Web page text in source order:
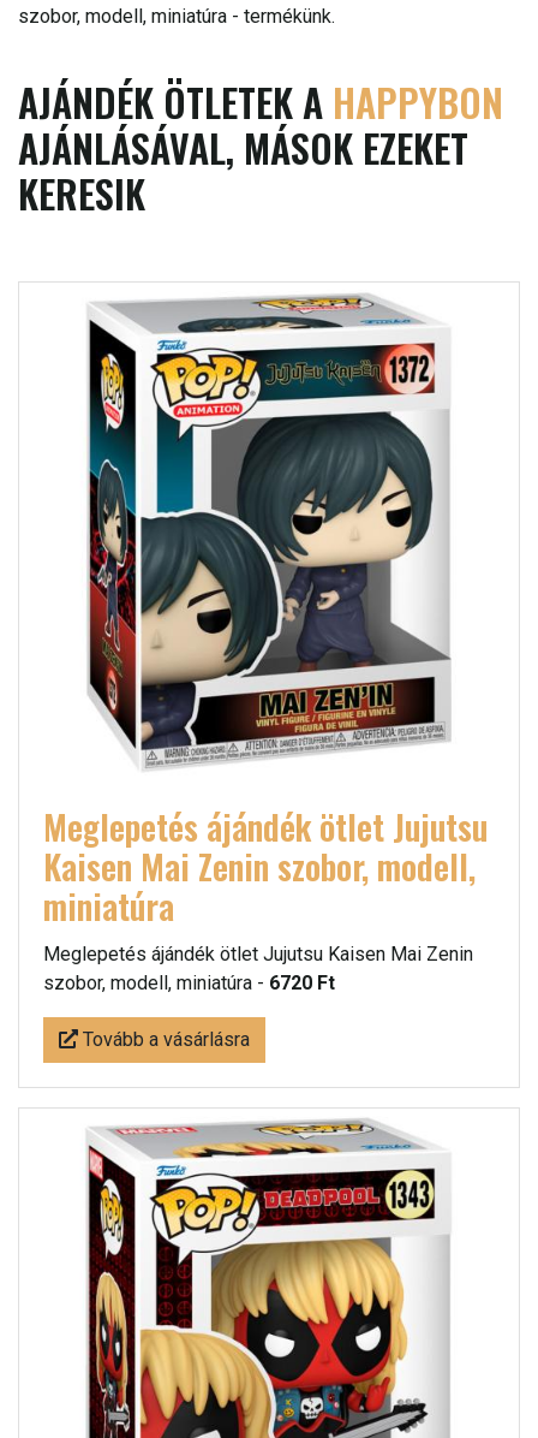
szobor, modell, miniatúra - termékünk.
AJÁNDÉK ÖTLETEK A HAPPYBON
AJÁNLÁSÁVAL, MÁSOK EZEKET
KERESIK
Meglepetés ájándék ötlet Jujutsu
Kaisen Mai Zenin szobor, modell,
miniatúra
Meglepetés ájándék ötlet Jujutsu Kaisen Mai Zenin
szobor, modell, miniatúra - 6720 Ft
Tovább a vásárlásra